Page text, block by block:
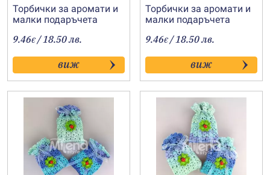
Торбички за аромати и
малки подаръчета
9.46€ / 18.50 лв.
виж
Торбички за аромати и
малки подаръчета
вълшебство-3“
9.46€ / 18.50 лв.
виж